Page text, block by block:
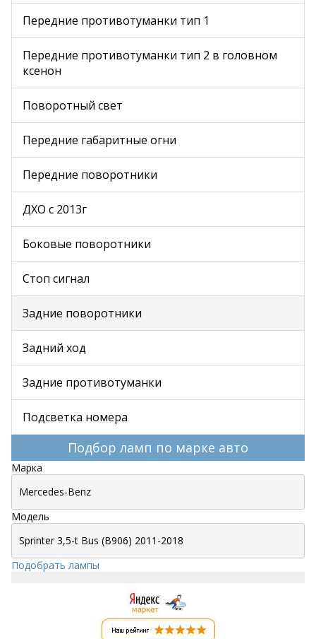
Передние противотуманки тип 1
Передние противотуманки тип 2 в головном
ксенон
Поворотный свет
Передние габаритные огни
Передние поворотники
ДХО с 2013г
Боковые поворотники
Стоп сигнал
Задние поворотники
Задний ход
Задние противотуманки
Подсветка номера
Подбор ламп по марке авто
Марка
Модель
Подобрать лампы